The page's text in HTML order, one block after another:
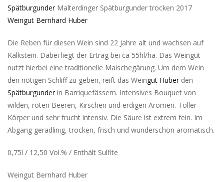
Spätburgunder Malterdinger Spätburgunder trocken 2017
Weingut Bernhard Huber
Die Reben für diesen Wein sind 22 Jahre alt und wachsen auf
Kalkstein. Dabei liegt der Ertrag bei ca 55hl/ha. Das Weingut
nutzt hierbei eine traditionelle Maischegärung. Um dem Wein
den nötigen Schliff zu geben, reift das Weingut Huber den
Spätburgunder in Barriquefässern. Intensives Bouquet von
wilden, roten Beeren, Kirschen und erdigen Aromen. Toller
Körper und sehr frucht intensiv. Die Säure ist extrem fein. Im
Abgang geradlinig, trocken, frisch und wunderschön aromatisch.
0,75l / 12,50 Vol.% / Enthält Sulfite
Weingut Bernhard Huber